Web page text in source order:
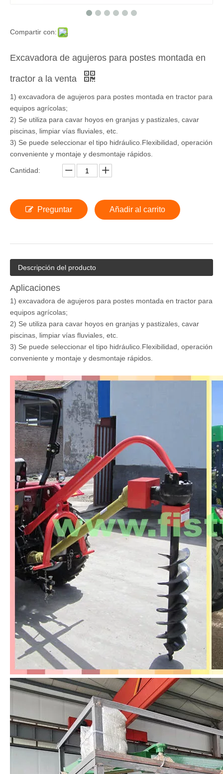
Compartir con:
Excavadora de agujeros para postes montada en
tractor a la venta
1) excavadora de agujeros para postes montada en tractor para
equipos agrícolas;
2) Se utiliza para cavar hoyos en granjas y pastizales, cavar
piscinas, limpiar vías fluviales, etc.
3) Se puede seleccionar el tipo hidráulico.Flexibilidad, operación
conveniente y montaje y desmontaje rápidos.
Cantidad:
Preguntar Añadir al carrito
Descripción del producto
Aplicaciones
1) excavadora de agujeros para postes montada en tractor para
equipos agrícolas;
2) Se utiliza para cavar hoyos en granjas y pastizales, cavar
piscinas, limpiar vías fluviales, etc.
3) Se puede seleccionar el tipo hidráulico.Flexibilidad, operación
conveniente y montaje y desmontaje rápidos.